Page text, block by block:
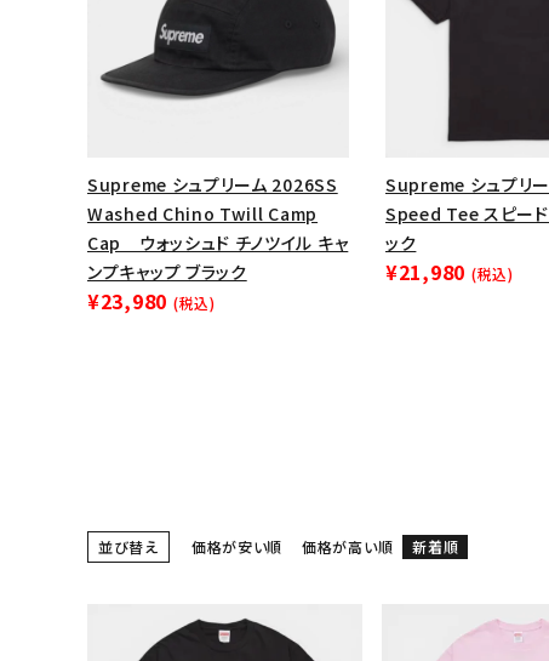
Tシャツ・ロングスリーブ
パーカー・トレーナー
キャップ・ハット
ニット帽・ビーニー
バックパック・リュック
COLLABORATION BRAND
Supreme シュプリーム 2026SS
Washed Chino Twill Camp
Cap ウォッシュド チノツイル キャ
ンプキャップ ブラック
¥23,980 (税込)
Supreme シュプリ
Speed Tee スピード
ック
¥21,980 (税込)
並び替え 価格が安い順 価格が高い順 新着順